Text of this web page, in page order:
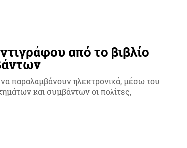
από το βιβλίο
παραλαμβάνουν ηλεκτρονικά, μέσω του
και συμβάντων οι πολίτες,